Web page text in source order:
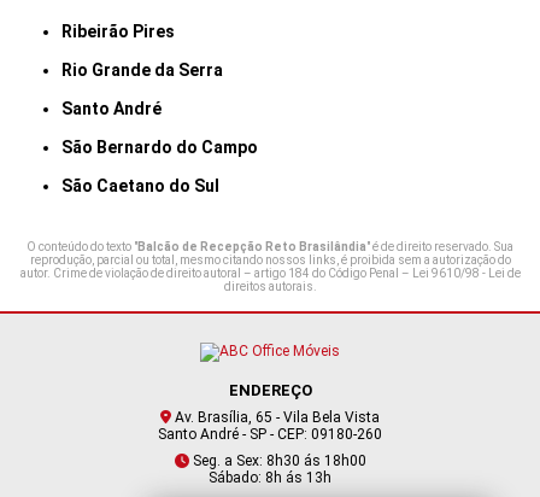
Ribeirão Pires
Rio Grande da Serra
Santo André
São Bernardo do Campo
São Caetano do Sul
O conteúdo do texto "Balcão de Recepção Reto Brasilândia" é de direito reservado. Sua
reprodução, parcial ou total, mesmo citando nossos links, é proibida sem a autorização do
autor. Crime de violação de direito autoral – artigo 184 do Código Penal – Lei 9610/98 - Lei de
direitos autorais.
ENDEREÇO
Av. Brasília, 65 - Vila Bela Vista
Santo André - SP - CEP: 09180-260
Seg. a Sex: 8h30 ás 18h00
Sábado: 8h ás 13h